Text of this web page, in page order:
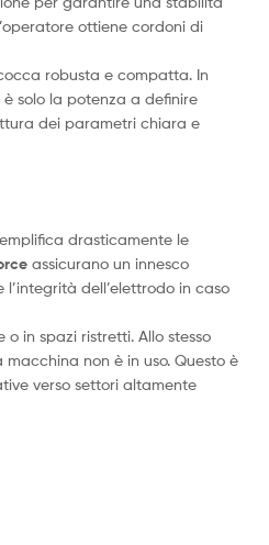
ottiene cordoni di
robusta e compatta. In
solo la potenza a definire
dei parametri chiara e
drasticamente le
assicurano un innesco
l’integrità dell’elettrodo in caso
in spazi ristretti. Allo stesso
non è in uso. Questo è
verso settori altamente